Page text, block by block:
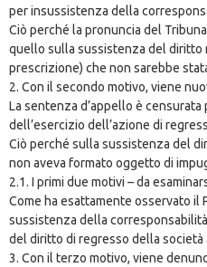
per insussistenza della
Ciò perché la pronuncia del
quello sulla sussistenza del diritto
prescrizione) che non sarebbe
2. Con il secondo motivo, viene
La sentenza d’appello è
dell’esercizio dell’azione di
Ciò perché sulla sussistenza del
non aveva formato oggetto di
2.1. I primi due motivi – da
Come ha esattamente osservato il
sussistenza della
del diritto di regresso della
3. Con il terzo motivo, viene